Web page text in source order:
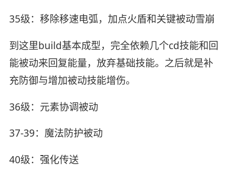
35级：移除移速电弧，加点火盾和关键被动雪崩
到这里build基本成型，完全依赖几个cd技能和回
能被动来回复能量，放弃基础技能。之后就是补
充防御与增加被动技能增伤。
36级：元素协调被动
37-39：魔法防护被动
40级：强化传送